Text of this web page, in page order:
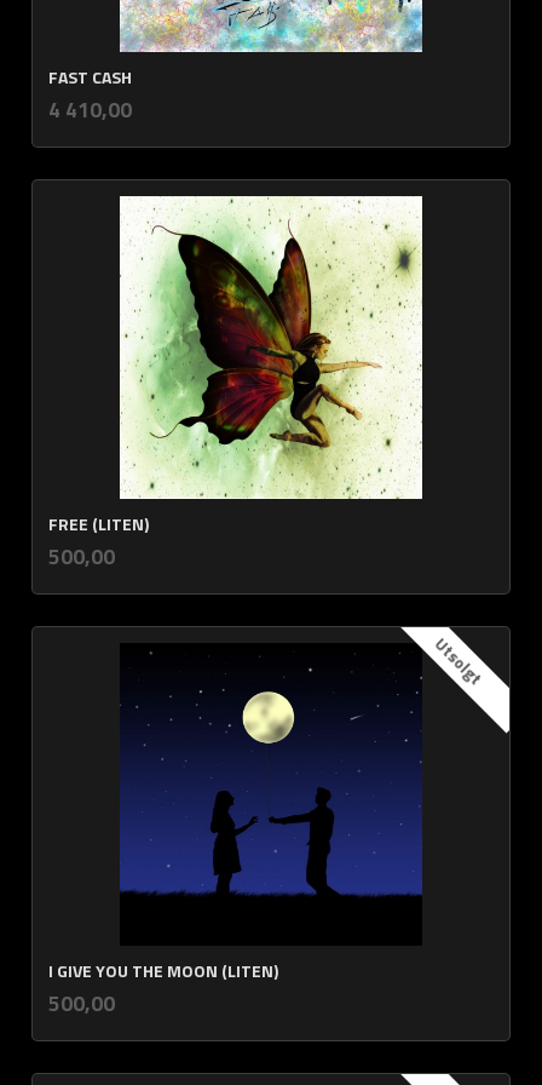
FAST CASH
Pris
4 410,00mva.
FREE (LITEN)
Pris
500,00mva.
I GIVE YOU THE MOON (LITEN)
Utsolgt
Pris
500,00mva.